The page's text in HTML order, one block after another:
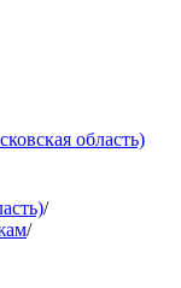
область)
/
/